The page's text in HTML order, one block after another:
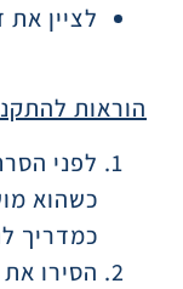
לציין
הוראות
לפני
כשהוא
כמדריך
הסירו